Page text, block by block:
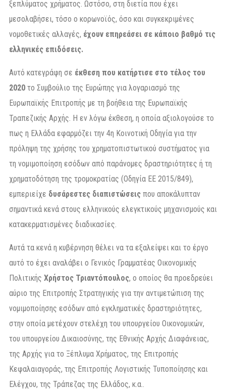
ξεπλύματος χρήματος. Ωστόσο, στη διετία που έχει
μεσολαβήσει, τόσο ο κορωνοϊός, όσο και συγκεκριμένες
νομοθετικές αλλαγές, έχουν επηρεάσει σε κάποιο βαθμό τις
ελληνικές επιδόσεις.
Αυτό κατεγράφη σε έκθεση που κατήρτισε στο τέλος του
2020 το Συμβούλιο της Ευρώπης για λογαριασμό της
Ευρωπαϊκής Επιτροπής με τη βοήθεια της Ευρωπαϊκής
Τραπεζικής Αρχής. Η εν λόγω έκθεση, η οποία αξιολογούσε το
πως η Ελλάδα εφαρμόζει την 4η Κοινοτική Οδηγία για την
πρόληψη της χρήσης του χρηματοπιστωτικού συστήματος για
τη νομιμοποίηση εσόδων από παράνομες δραστηριότητες ή τη
χρηματοδότηση της τρομοκρατίας (Οδηγία ΕΕ 2015/849),
εμπεριείχε δυσάρεστες διαπιστώσεις που αποκάλυπταν
σημαντικά κενά στους ελληνικούς ελεγκτικούς μηχανισμούς και
κατακερματισμένες διαδικασίες.
Αυτά τα κενά η κυβέρνηση θέλει να τα εξαλείψει και το έργο
αυτό το έχει αναλάβει ο Γενικός Γραμματέας Οικονομικής
Πολιτικής Χρήστος Τριαντόπουλος, ο οποίος θα προεδρεύει
αύριο της Επιτροπής Στρατηγικής για την αντιμετώπιση της
νομιμοποίησης εσόδων από εγκληματικές δραστηριότητες,
στην οποία μετέχουν στελέχη του υπουργείου Οικονομικών,
του υπουργείου Δικαιοσύνης, της Εθνικής Αρχής Διαφάνειας,
της Αρχής για το Ξέπλυμα Χρήματος, της Επιτροπής
Κεφαλαιαγοράς, της Επιτροπής Λογιστικής Τυποποίησης και
Ελέγχου, της Τράπεζας της Ελλάδος, κ.α..